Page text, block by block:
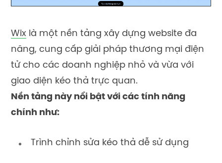
Wix là một nền tảng xây dựng website đa
năng, cung cấp giải pháp thương mại điện
tử cho các doanh nghiệp nhỏ và vừa với
giao diện kéo thả trực quan.
Nền tảng này nổi bật với các tính năng
chính như:
Trình chỉnh sửa kéo thả dễ sử dụng